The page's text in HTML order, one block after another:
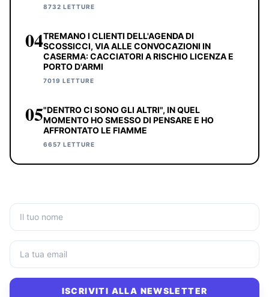
8732 LETTURE
04TREMANO I CLIENTI DELL'AGENDA DI
SCOSSICCI, VIA ALLE CONVOCAZIONI IN
CASERMA: CACCIATORI A RISCHIO LICENZA E
PORTO D'ARMI
7019 LETTURE
05"DENTRO CI SONO GLI ALTRI", IN QUEL
MOMENTO HO SMESSO DI PENSARE E HO
AFFRONTATO LE FIAMME
6657 LETTURE
ISCRIVITI ALLA NEWSLETTER